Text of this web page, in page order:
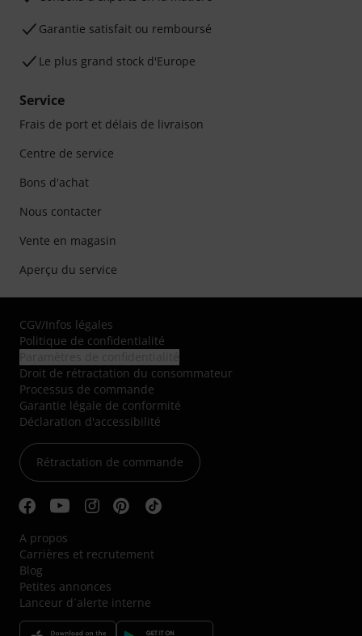
Garantie satisfait ou remboursé
Le plus grand stock d'Europe
Service
Frais de port et délais de livraison
Centre de service
Bons d'achat
Nous contacter
Vente en magasin
Aperçu du service
CGV/Infos légales
Politique de confidentialité
Droit de rétractation du consommateur
Processus de commande
Garantie légale de conformité
Déclaration d'accessibilité
Rétractation de commande
A propos
Carrières et recrutement
Blog
Petites annonces
Lanceur d´alerte interne